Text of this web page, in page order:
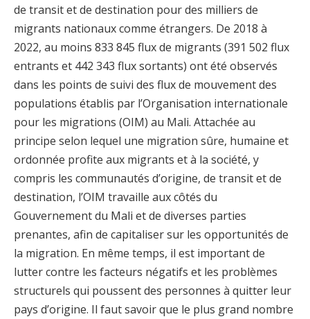
de transit et de destination pour des milliers de
migrants nationaux comme étrangers. De 2018 à
2022, au moins 833 845 flux de migrants (391 502 flux
entrants et 442 343 flux sortants) ont été observés
dans les points de suivi des flux de mouvement des
populations établis par l’Organisation internationale
pour les migrations (OIM) au Mali. Attachée au
principe selon lequel une migration sûre, humaine et
ordonnée profite aux migrants et à la société, y
compris les communautés d’origine, de transit et de
destination, l’OIM travaille aux côtés du
Gouvernement du Mali et de diverses parties
prenantes, afin de capitaliser sur les opportunités de
la migration. En même temps, il est important de
lutter contre les facteurs négatifs et les problèmes
structurels qui poussent des personnes à quitter leur
pays d’origine. Il faut savoir que le plus grand nombre